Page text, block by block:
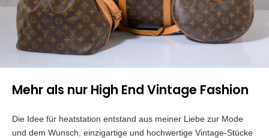
Mehr als nur High End Vintage Fashion
Die Idee für heatstation entstand aus meiner Liebe zur Mode
und dem Wunsch, einzigartige und hochwertige Vintage-Stücke